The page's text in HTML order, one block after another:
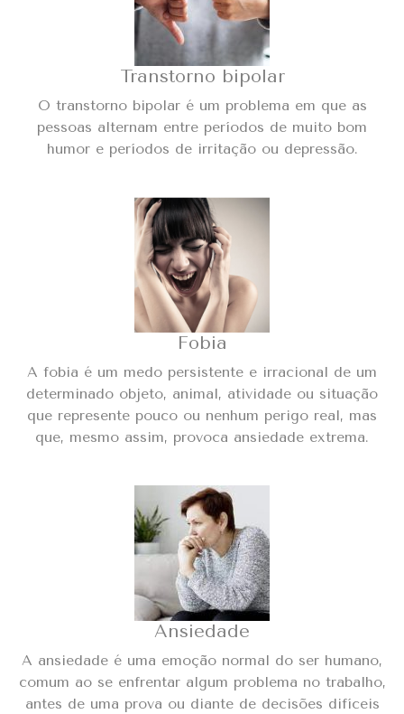
Transtorno bipolar
O transtorno bipolar é um problema em que as
pessoas alternam entre períodos de muito bom
humor e períodos de irritação ou depressão.
Fobia
A fobia é um medo persistente e irracional de um
determinado objeto, animal, atividade ou situação
que represente pouco ou nenhum perigo real, mas
que, mesmo assim, provoca ansiedade extrema.
Ansiedade
A ansiedade é uma emoção normal do ser humano,
comum ao se enfrentar algum problema no trabalho,
antes de uma prova ou diante de decisões difíceis